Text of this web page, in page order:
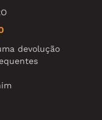
devolução